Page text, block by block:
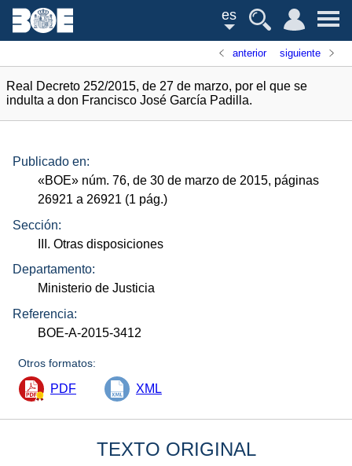
es
anterior siguiente
Real Decreto 252/2015, de 27 de marzo, por el que se
indulta a don Francisco José García Padilla.
Publicado en:
«BOE» núm. 76, de 30 de marzo de 2015, páginas
26921 a 26921 (1 pág.)
Sección:
III. Otras disposiciones
Departamento:
Ministerio de Justicia
Referencia:
BOE-A-2015-3412
Otros formatos:
PDF XML
TEXTO ORIGINAL